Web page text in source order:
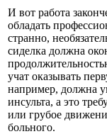
И вот работа
обладать
странно,
сиделка должна
учат оказывать
например, должна
инсульта, а это
или грубое
больного.